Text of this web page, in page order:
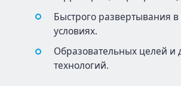
Быстрого развертывания
условиях.
Образовательных целей и
технологий.